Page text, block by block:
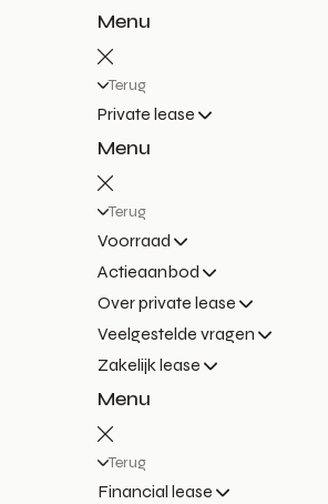
Menu
Terug
Private lease
Menu
Terug
Voorraad
Actieaanbod
Over private lease
Veelgestelde vragen
Zakelijk lease
Menu
Terug
Financial lease